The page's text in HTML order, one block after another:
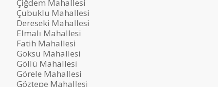
Çiğdem Mahallesi
Çubuklu Mahallesi
Dereseki Mahallesi
Elmalı Mahallesi
Fatih Mahallesi
Göksu Mahallesi
Göllü Mahallesi
Görele Mahallesi
Göztepe Mahallesi